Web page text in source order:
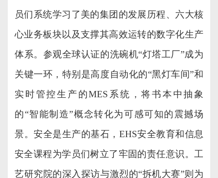
员们系统学习了美的集团的发展历程、六大核
心业务板块以及支撑其高效运转的数字化生产
体系。参观全球认证的洗碗机“灯塔工厂”成为
关键一环，特别是高度自动化的“黑灯车间”和
实时管控生产的MES系统，将书本中抽象
的“智能制造”概念转化为可感可知的震撼场
景。安全是生产的基石，EHS安全教育和信息
安全课程为学员们树立了牢固的责任意识。工
艺研究院的深入探访与激烈的“拆机大赛”则 为